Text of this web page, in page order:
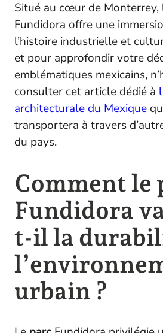
Situé au cœur de Monterrey,
Fundidora offre une
l’histoire industrielle et
et pour approfondir votre
emblématiques mexicains,
consulter cet article dédié à
architecturale du Mexique
transportera à travers
du pays.
Comment le
Fundidora
t-il la
urbain ?